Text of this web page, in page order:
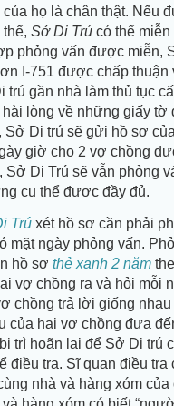
của họ là chân thật. Nếu
Sở Di Trú có thể
phỏng vấn được miễn,
I-751 được chấp
trú gần nhà làm thủ tục
hài lòng về những giấy
Sở Di trú sẽ gửi hồ sơ
giờ cho 2 vợ chồng
Sở Di Trú sẽ vẫn phỏng
cụ thể được đầy đủ.
Trú xét hồ sơ cần phải
mặt ngày phỏng vấn.
hồ sơ thẻ xanh 2 năm
vợ chồng ra và hỏi mỗi
chồng trả lời giống
của hai vợ chồng đưa
trì hoãn lại để Sở Di trú
điều tra. Sĩ quan điều
nhà và hàng xóm